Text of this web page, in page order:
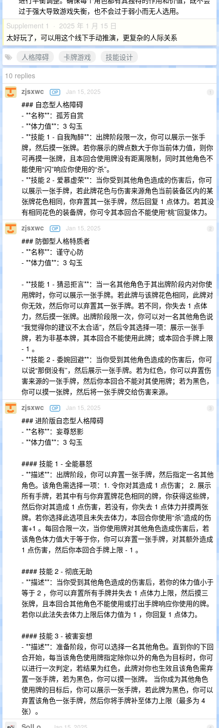
过于强大导致游戏失衡，也不会过于弱小而无人选用。
Supplement 1 · 2025 年 1 月 15 日
太好玩了，可以用这个线下手动推演，更复杂的人际关系
人格障碍
卡牌游戏
技能设计
10 replies
1
zjsxwc OP Jan 15, 2025
### 自恋型人格障碍
- **名称**：孤芳自赏
- **体力值**：3 勾玉
- **技能 1 - 自我陶醉**：出牌阶段限一次，你可以展示一张手
牌，然后摸一张牌。若你展示的牌点数大于你当前体力值，则你
可再摸一张牌，且本回合使用牌没有距离限制，同时其他角色不
能使用“闪”响应你使用的“杀”。
- **技能 2 - 爱慕虚荣**：当你受到其他角色造成的伤害后，你可
以展示一张手牌，若此牌花色与伤害来源角色当前装备区内的某
张牌花色相同，你弃置其一张手牌，然后回复 1 点体力。若其没
有相同花色的装备牌，你可令其本回合不能使用“桃”回复体力。
2
zjsxwc OP Jan 15, 2025
### 防御型人格特质者
- **名称**：谨守心防
- **体力值**：3 勾玉
- **技能 1 - 猜忌拒言**：当一名其他角色于其出牌阶段内对你使
用牌时，你可以展示一张手牌。若此牌与该牌花色相同，此牌对
你无效，然后你可以弃置其一张手牌。若不同，你失去 1 点体
力，然后摸一张牌。出牌阶段限一次，你可以对一名其他角色说
“我觉得你的建议不太合适”，然后令其选择一项：展示一张手
牌，若为非基本牌，其本回合不能使用此牌；或本回合手牌上限
- 1 。
- **技能 2 - 委婉回避**：当你受到其他角色造成的伤害后，你可
以说“那倒没有”，然后展示一张手牌。若为红色，你可以弃置伤
害来源的一张手牌，然后你本回合不能对其使用牌；若为黑色，
你可以摸一张牌，然后将一张手牌交给伤害来源。
3
zjsxwc OP Jan 15, 2025
### 进阶版自恋型人格障碍
- **名称**：妄尊怒影
- **体力值**：3 勾玉
#### 技能 1 - 全能暴怒
- **描述**：出牌阶段，你可以弃置一张手牌，然后指定一名其他
角色。该角色需选择一项：1. 令你对其造成 1 点伤害； 2. 展示
所有手牌，若其中有与你弃置牌花色相同的牌，你获得这些牌，
然后你对其造成 1 点伤害，若没有，你失去 1 点体力并摸两张
牌。若你选择此选项且未失去体力，本回合你使用“杀”造成的伤
害+1 。每回合限一次，当你使用牌对其他角色造成伤害后，若
该角色体力值大于等于你，你可以弃置一张手牌，对其额外造成
1 点伤害，然后你本回合手牌上限 - 1 。
#### 技能 2 - 彻底无助
- **描述**：当你受到其他角色造成的伤害后，若你的体力值小于
等于 2 ，你可以弃置所有手牌并失去 1 点体力上限，然后摸三
张牌，且本回合其他角色不能使用或打出手牌响应你使用的牌。
若你以此法失去体力上限后体力值为 1 ，你回复 1 点体力。
#### 技能 3 - 被害妄想
- **描述**：准备阶段，你可以选择一名其他角色。直到你的下回
合开始，每当该角色使用牌指定除你以外的角色为目标时，你可
以进行一次判定，若结果为红色，此牌对你也生效且该角色需弃
置一张手牌，若为黑色，你可以摸一张牌。 当你成为其他角色
使用牌的目标后，你可以展示一张手牌，若此牌为黑色，你可以
弃置该角色一张手牌，然后你将手牌补至体力上限（最多为 4
张）。